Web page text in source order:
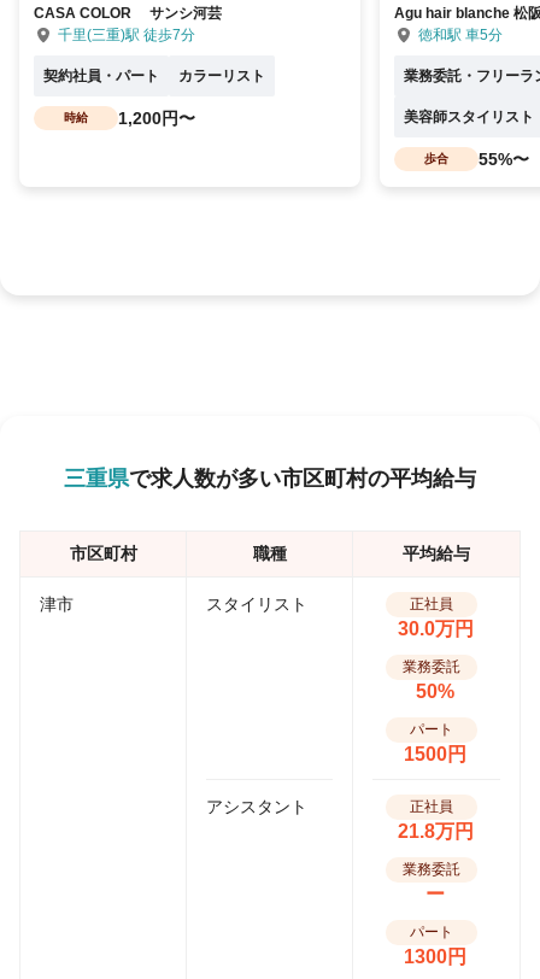
CASA COLOR サンシ河芸
千里(三重)駅 徒歩7分
契約社員・パート カラーリスト
時給 1,200円〜
Agu hair blanche 松
徳和駅 車5分
業務委託・フリーラ
美容師スタイリスト
歩合 55%〜
三重県で求人数が多い市区町村の平均給与
市区町村 職種 平均給与
津市 スタイリスト 正社員
30.0万円
業務委託
50%
パート
1500円
アシスタント 正社員
21.8万円
業務委託
ー
パート
1300円